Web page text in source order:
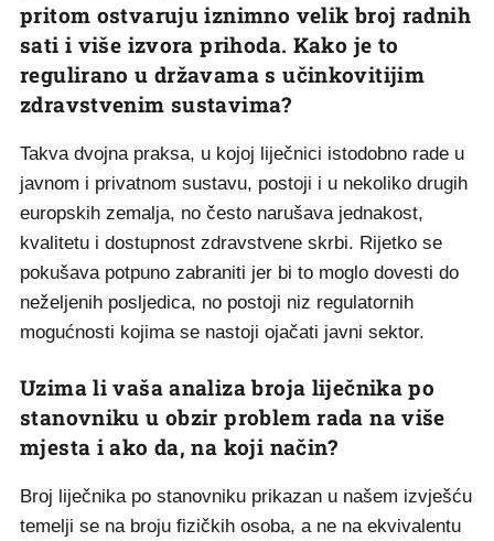
pritom ostvaruju iznimno velik broj radnih
sati i više izvora prihoda. Kako je to
regulirano u državama s učinkovitijim
zdravstvenim sustavima?
Takva dvojna praksa, u kojoj liječnici istodobno rade u
javnom i privatnom sustavu, postoji i u nekoliko drugih
europskih zemalja, no često narušava jednakost,
kvalitetu i dostupnost zdravstvene skrbi. Rijetko se
pokušava potpuno zabraniti jer bi to moglo dovesti do
neželjenih posljedica, no postoji niz regulatornih
mogućnosti kojima se nastoji ojačati javni sektor.
Uzima li vaša analiza broja liječnika po
stanovniku u obzir problem rada na više
mjesta i ako da, na koji način?
Broj liječnika po stanovniku prikazan u našem izvješću
temelji se na broju fizičkih osoba, a ne na ekvivalentu